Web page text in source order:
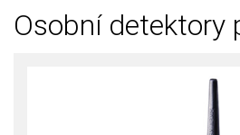
Osobní detektory